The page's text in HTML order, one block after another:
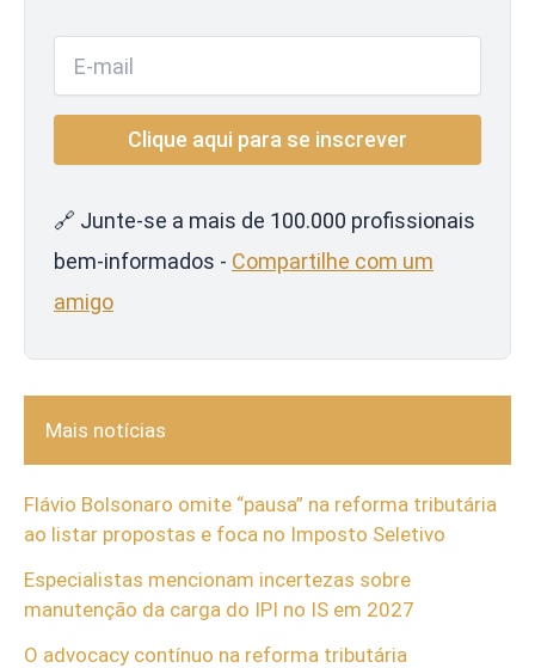
🔗 Junte-se a mais de 100.000 profissionais
bem-informados - Compartilhe com um
amigo
Mais notícias
Flávio Bolsonaro omite “pausa” na reforma tributária
ao listar propostas e foca no Imposto Seletivo
Especialistas mencionam incertezas sobre
manutenção da carga do IPI no IS em 2027
O advocacy contínuo na reforma tributária